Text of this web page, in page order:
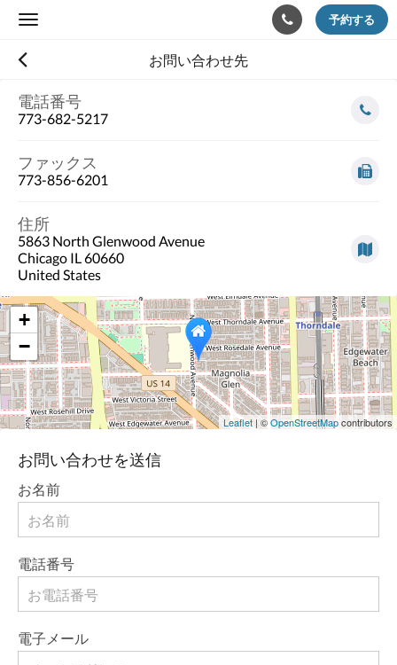
Toggle
予約する
お問い合わせ先
電話番号
773-682-5217
ファックス
773-856-6201
住所
5863 North Glenwood Avenue
Chicago IL 60660
United States
+
−
Leaflet | ©OpenStreetMapcontributors
お問い合わせを送信
お名前
電話番号
電子メール